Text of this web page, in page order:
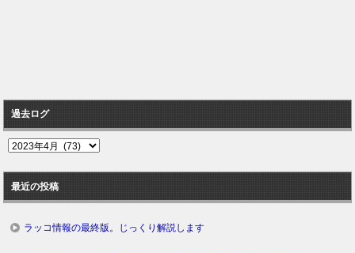
過去ログ
過
ロ
グ
最近の投稿
ラッコ情報の最終版。じっくり解説します